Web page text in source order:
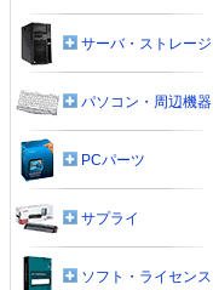
サーバ・ストレージ
パソコン・周辺機器
PCパーツ
サプライ
ソフト・ライセンス